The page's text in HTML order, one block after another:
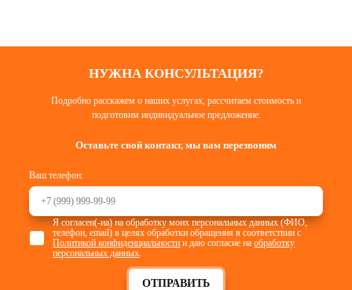
НУЖНА КОНСУЛЬТАЦИЯ?
Подробно расскажем о наших услугах, рассчитаем стоимость и
подготовим индивидуальное предложение.
Оставьте свой контакт, мы вам перезвоним
Ваш телефон:
ОТПРАВИТЬ
Я согласен(-на) на обработку моих персональных данных (ФИО,
телефон, email) в целях обработки обращения в соответствии с
Политикой конфиденциальности и даю согласие наобработку
персональных данных